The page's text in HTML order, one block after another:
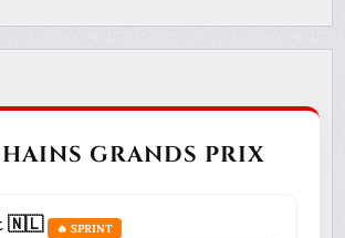
GRANDS PRIX
🇳🇱 🔥 SPRINT